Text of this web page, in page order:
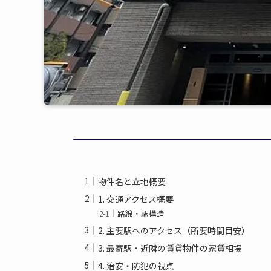
物件名と立地概要
1. 交通アクセス概要
路線・駅構造
2. 主要駅へのアクセス（所要時間目安）
3. 最寄駅・近隣の賃貸物件の家賃相場
4. 治安・防犯の視点